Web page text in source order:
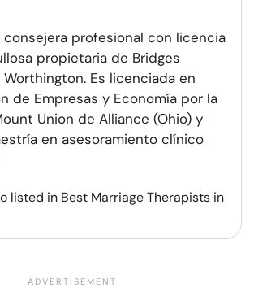
consejera profesional con licencia
propietaria de Bridges
Es licenciada en
de Empresas y Economía por la
Union de Alliance (Ohio) y
en asesoramiento clínico
listed in Best Marriage Therapists in